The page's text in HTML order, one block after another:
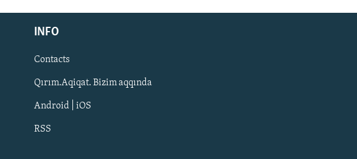
Русский
Українською
QOŞULIÑIZ!
INFO
Contacts
Qırım.Aqiqat. Bizim aqqında
Android | iOS
RSS